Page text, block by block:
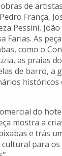
de
França,
Pessini, João
Farias. As
como o
as praias
de barro, a
históricos
do
mostra a
e trás
para